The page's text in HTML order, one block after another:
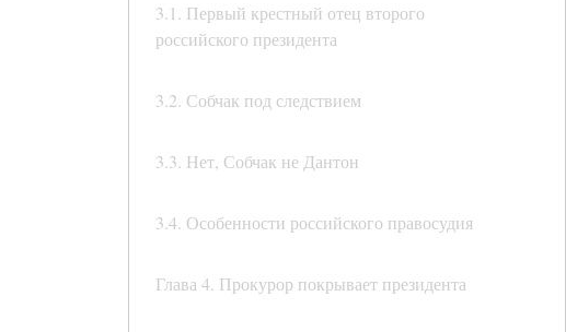
3.1. Первый крестный отец второго
российского президента
3.2. Собчак под следствием
3.3. Нет, Собчак не Дантон
3.4. Особенности российского правосудия
Глава 4. Прокурор покрывает президента